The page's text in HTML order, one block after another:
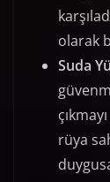
olarak
Suda
rüya